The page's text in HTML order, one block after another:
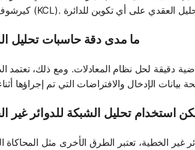
ما مدى دقة حاسبات تحليل
دقيقة لحل نظام المعادلات. ومع ذلك، تعتمد
استخدام تحليل الشبكة للدوائر غير
الخطية، تعتبر الطرق الأخرى مثل المحاكاة